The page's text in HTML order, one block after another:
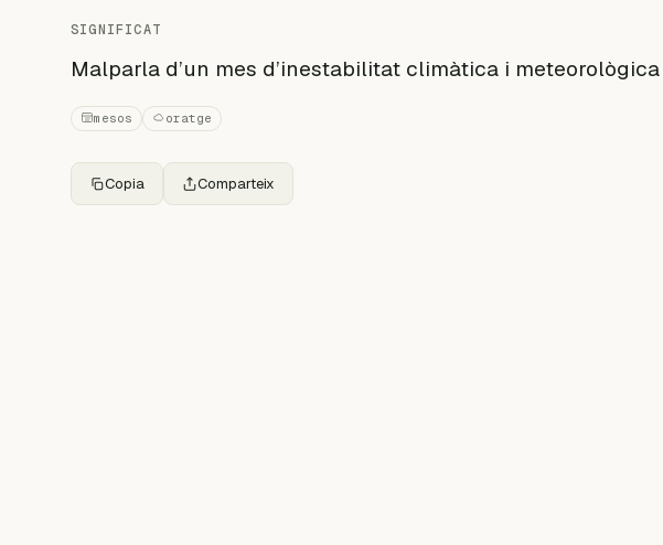
SIGNIFICAT
Malparla d’un mes d’inestabilitat climàtica i meteorològica
mesos oratge
Copia Comparteix